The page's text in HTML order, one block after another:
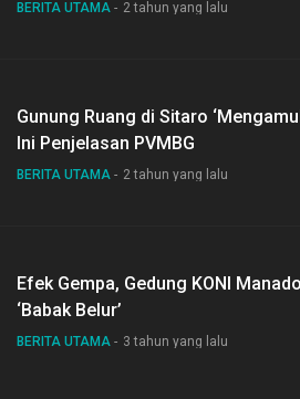
BERITA UTAMA 2 tahun yang lalu
Gunung Ruang di Sitaro
Ini Penjelasan PVMBG
BERITA UTAMA 2 tahun yang lalu
Efek Gempa, Gedung KONI Manado
‘Babak Belur’
BERITA UTAMA 3 tahun yang lalu